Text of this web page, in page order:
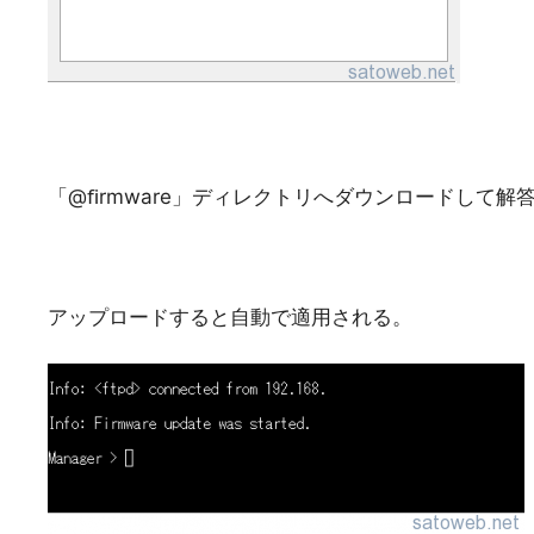
「@ﬁrmware」ディレクトリへダウンロードして解
アップロードすると自動で適用される。